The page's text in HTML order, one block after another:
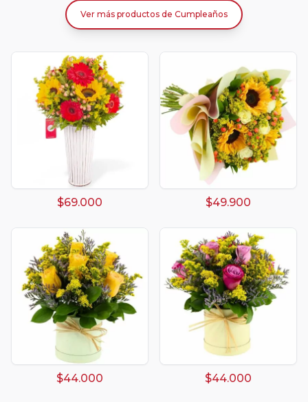
Ver más productos de Cumpleaños
$69.000 $49.900
$44.000 $44.000